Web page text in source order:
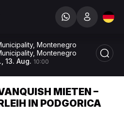
Montenegro
Montenegro
13. Aug. 10:00
MIETEN –
IN PODGORICA